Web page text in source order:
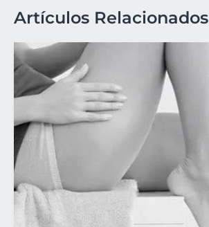
Artículos Relacionados